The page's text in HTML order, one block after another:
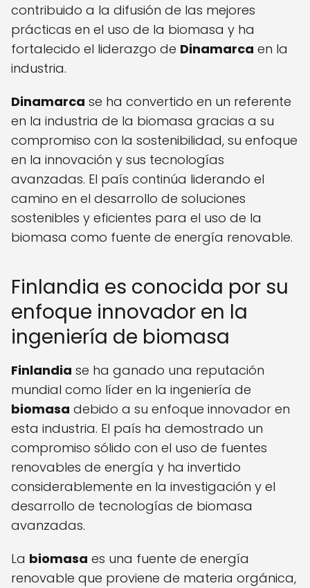
contribuido a la difusión de las mejores
prácticas en el uso de la biomasa y ha
fortalecido el liderazgo de Dinamarca en la
industria.
Dinamarca se ha convertido en un referente
en la industria de la biomasa gracias a su
compromiso con la sostenibilidad, su enfoque
en la innovación y sus tecnologías
avanzadas. El país continúa liderando el
camino en el desarrollo de soluciones
sostenibles y eficientes para el uso de la
biomasa como fuente de energía renovable.
Finlandia es conocida por su
enfoque innovador en la
ingeniería de biomasa
Finlandia se ha ganado una reputación
mundial como líder en la ingeniería de
biomasa debido a su enfoque innovador en
esta industria. El país ha demostrado un
compromiso sólido con el uso de fuentes
renovables de energía y ha invertido
considerablemente en la investigación y el
desarrollo de tecnologías de biomasa
avanzadas.
La biomasa es una fuente de energía
renovable que proviene de materia orgánica,